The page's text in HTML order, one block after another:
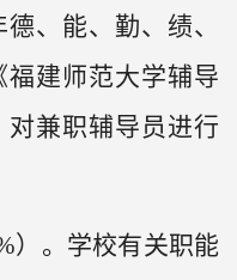
、能、勤、绩、
建师范大学辅导
兼职辅导员进行
）。学校有关职能